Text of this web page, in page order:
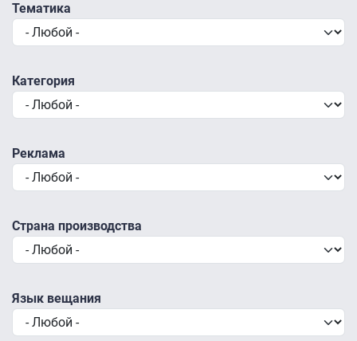
Тематика
Категория
Реклама
Страна производства
Язык вещания